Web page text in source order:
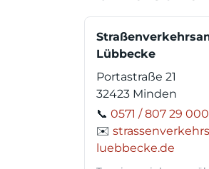
Lübbecke
Portastraße 21
32423 Minden
📞 0571 / 807 29 000
✉️
luebbecke.de